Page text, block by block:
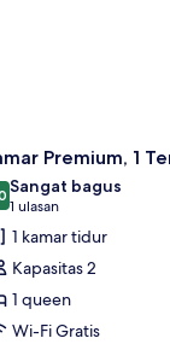
Premium, 1
dari 10
Sangat bagus
1 ulasan
(1
ulasan)
1 kamar tidur
Kapasitas 2
1 queen
Wi-Fi Gratis